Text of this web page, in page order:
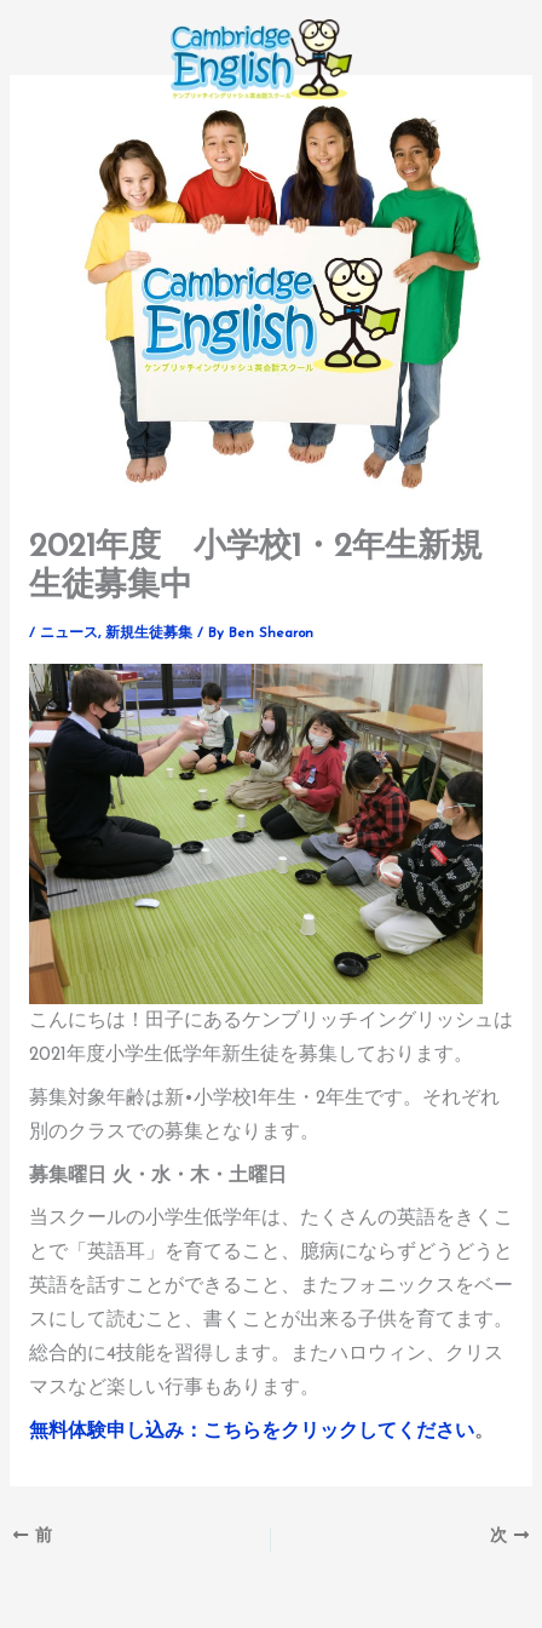
2021年度 小学校1・2年生新規
生徒募集中
/ ニュース, 新規生徒募集/ By Ben Shearon
こんにちは！ 田子にあるケンブリッチイングリッシュは
2021年度小学生低学年新生徒を募集しております。
募集対象年齢は新•小学校1年生・2年生です。それぞれ
別のクラスでの募集となります。
募集曜日 火・水・木・土曜日
当スクールの小学生低学年は、たくさんの英語をきくこ
とで「英語耳」を育てること、臆病にならずどうどうと
英語を話すことができること、またフォニックスをベー
スにして読むこと、書くことが出来る子供を育てます。
総合的に4技能を習得します。またハロウィン、クリス
マスなど楽しい行事もあります。
無料体験申し込み：こちらをクリックしてください。
前 次